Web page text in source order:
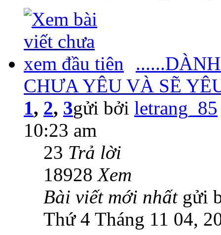
CHƯA YÊU VÀ SẼ
1, 2, 3gửi bởi letrang_85
10:23 am
23 Trả lời
18928Xem
Bài viết mới nhất gửi
Thứ 4 Tháng 11 04,